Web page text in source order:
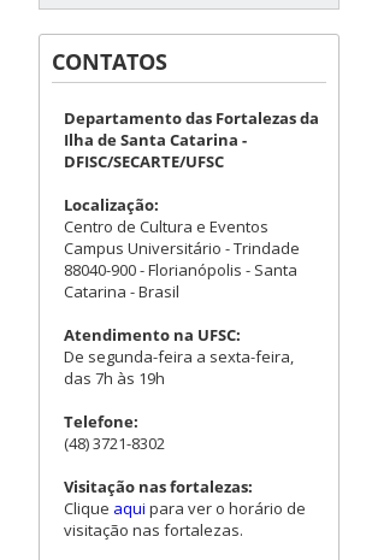
CONTATOS
Departamento das Fortalezas da
Ilha de Santa Catarina -
DFISC/SECARTE/UFSC
Localização:
Centro de Cultura e Eventos
Campus Universitário - Trindade
88040-900 - Florianópolis - Santa
Catarina - Brasil
Atendimento na UFSC:
De segunda-feira a sexta-feira,
das 7h às 19h
Telefone:
(48) 3721-8302
Visitação nas fortalezas:
Clique aqui para ver o horário de
visitação nas fortalezas.